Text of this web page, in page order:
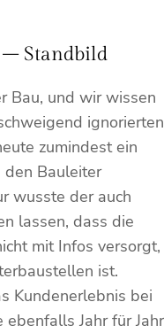
Standbild
Bau, und wir wissen
ignorierten
zumindest ein
den Bauleiter
wusste der auch
lassen, dass die
mit Infos versorgt,
ist.
Kundenerlebnis bei
Jahr für Jahr